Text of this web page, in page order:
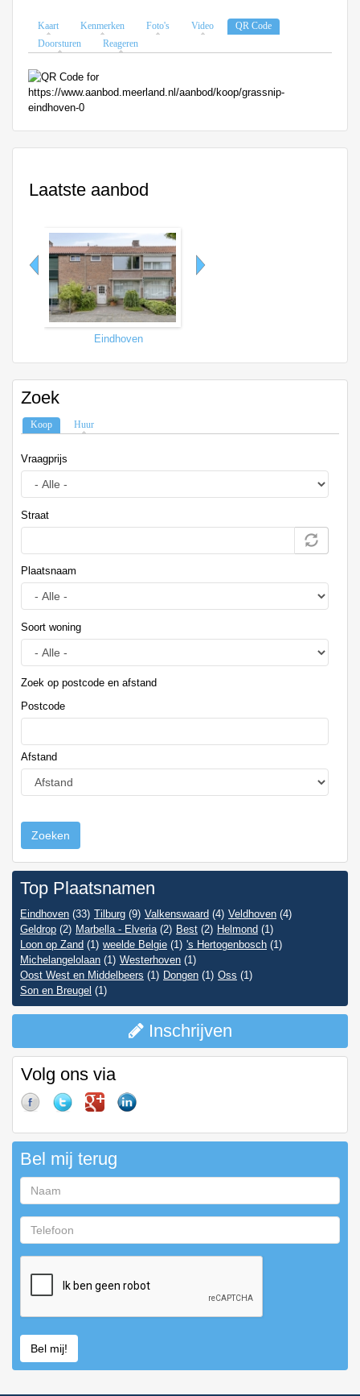
Kaart Kenmerken Foto's Video
QR Code
Doorsturen
Reageren
Laatste aanbod
Eindhoven
Zoek
Koop (actieve tabblad)
Huur
Vraagprijs
Straat
Plaatsnaam
Soort woning
Zoek op postcode en afstand
Postcode
Afstand
Zoeken
Top Plaatsnamen
Eindhoven (33) Tilburg (9) Valkenswaard (4) Veldhoven (4)
Geldrop (2) Marbella - Elveria (2) Best (2) Helmond (1)
Loon op Zand (1) weelde Belgie (1) 's Hertogenbosch (1)
Michelangelolaan (1) Westerhoven (1)
Oost West en Middelbeers (1) Dongen (1) Oss (1)
Son en Breugel (1)
Inschrijven
Volg ons via
Bel mij terug
Naam
Telefoon
Bel mij!